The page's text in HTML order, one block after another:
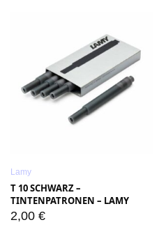
Lamy
T 10 SCHWARZ –
TINTENPATRONEN – LAMY
2,00 €